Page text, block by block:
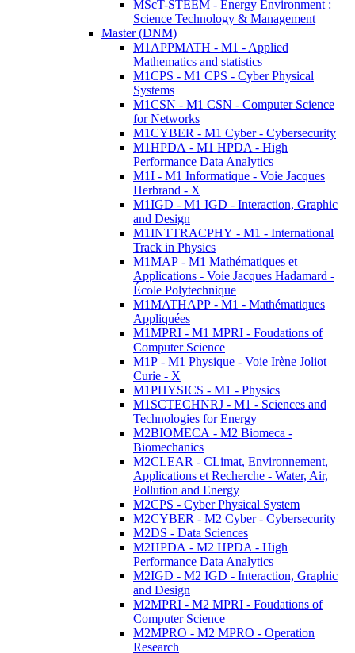
MScT-STEEM - Energy Environment :
Science Technology & Management
Master (DNM)
M1APPMATH - M1 - Applied
Mathematics and statistics
M1CPS - M1 CPS - Cyber Physical
Systems
M1CSN - M1 CSN - Computer Science
for Networks
M1CYBER - M1 Cyber - Cybersecurity
M1HPDA - M1 HPDA - High
Performance Data Analytics
M1I - M1 Informatique - Voie Jacques
Herbrand - X
M1IGD - M1 IGD - Interaction, Graphic
and Design
M1INTTRACPHY - M1 - International
Track in Physics
M1MAP - M1 Mathématiques et
Applications - Voie Jacques Hadamard -
École Polytechnique
M1MATHAPP - M1 - Mathématiques
Appliquées
M1MPRI - M1 MPRI - Foudations of
Computer Science
M1P - M1 Physique - Voie Irène Joliot
Curie - X
M1PHYSICS - M1 - Physics
M1SCTECHNRJ - M1 - Sciences and
Technologies for Energy
M2BIOMECA - M2 Biomeca -
Biomechanics
M2CLEAR - CLimat, Environnement,
Applications et Recherche - Water, Air,
Pollution and Energy
M2CPS - Cyber Physical System
M2CYBER - M2 Cyber - Cybersecurity
M2DS - Data Sciences
M2HPDA - M2 HPDA - High
Performance Data Analytics
M2IGD - M2 IGD - Interaction, Graphic
and Design
M2MPRI - M2 MPRI - Foudations of
Computer Science
M2MPRO - M2 MPRO - Operation
Research